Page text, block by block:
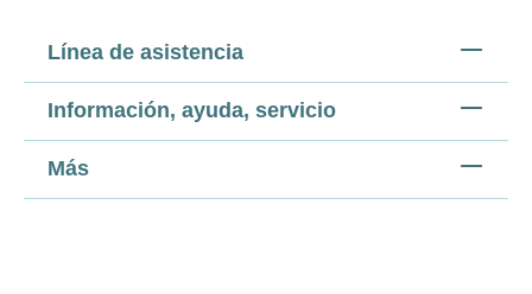
Línea de asistencia
Información, ayuda, servicio
Más